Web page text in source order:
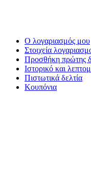
Ο λογαριασμός μου
Στοιχεία
Προσθήκη πρώτης
Ιστορικό και
Πιστωτικά δελτία
Κουπόνια